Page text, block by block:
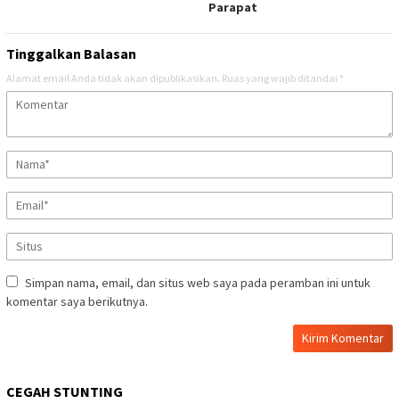
Parapat
Tinggalkan Balasan
Alamat email Anda tidak akan dipublikasikan. Ruas yang wajib ditandai *
Simpan nama, email, dan situs web saya pada peramban ini untuk
komentar saya berikutnya.
CEGAH STUNTING